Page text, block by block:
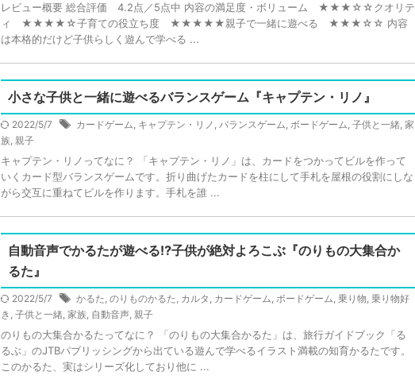
レビュー概要 総合評価 4.2点／5点中 内容の満足度・ボリューム ★★★☆☆クオリテ
ィ ★★★★☆子育ての役立ち度 ★★★★★親子で一緒に遊べる ★★★☆☆ 内容
は本格的だけど子供らしく遊んで学べる ...
小さな子供と一緒に遊べるバランスゲーム『キャプテン・リノ』
2022/5/7 カードゲーム, キャプテン・リノ , バランスゲーム, ボードゲーム, 子供と一緒, 家
族, 親子
キャプテン・リノってなに？ 「キャプテン・リノ」は、カードをつかってビルを作って
いくカード型バランスゲームです。折り曲げたカードを柱にして手札を屋根の役割にしな
がら交互に重ねてビルを作ります。手札を誰 ...
自動音声でかるたが遊べる⁉子供が絶対よろこぶ『のりもの大集合か
るた』
2022/5/7 かるた, のりものかるた, カルタ , カードゲーム, ボードゲーム, 乗り物, 乗り物好
き , 子供と一緒, 家族, 自動音声, 親子
のりもの大集合かるたってなに？ 「のりもの大集合かるた」は、旅行ガイドブック「る
るぶ」のJTBパブリッシングから出ている遊んで学べるイラスト満載の知育かるたです。
このかるた、実はシリーズ化しており他に ...